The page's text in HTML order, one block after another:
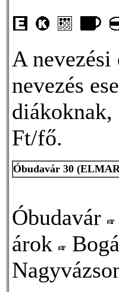
A
nevezés
diákoknak,
Ft/fő.
Óbudavár 30
Óbudavár
árok